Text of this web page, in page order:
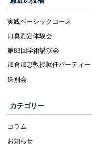
実践ベーシックコース
口臭測定体験会
第83回学術講演会
加倉加恵教授就任パーティー
送別会
カテゴリー
コラム
お知らせ